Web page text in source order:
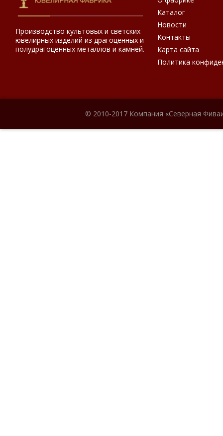
Производство культовых и светских
ювелирных изделий из драгоценных и
полудрагоценных металлов и камней.
Каталог
Новости
Контакты
Карта сайта
Политика
© 2010-2017 Компания «Северная